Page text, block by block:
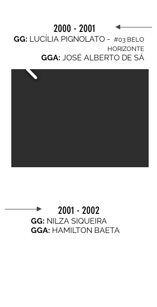
2000 - 2001
GG: LUCÍLIA PIGNOLATO - #03 BELO
HORIZONTE
GGA: JOSÉ ALBERTO DE SÁ
2001 - 2002
GG: NILZA SIQUEIRA
GGA: HAMILTON BAETA